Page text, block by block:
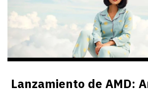
Lanzamiento de AMD: